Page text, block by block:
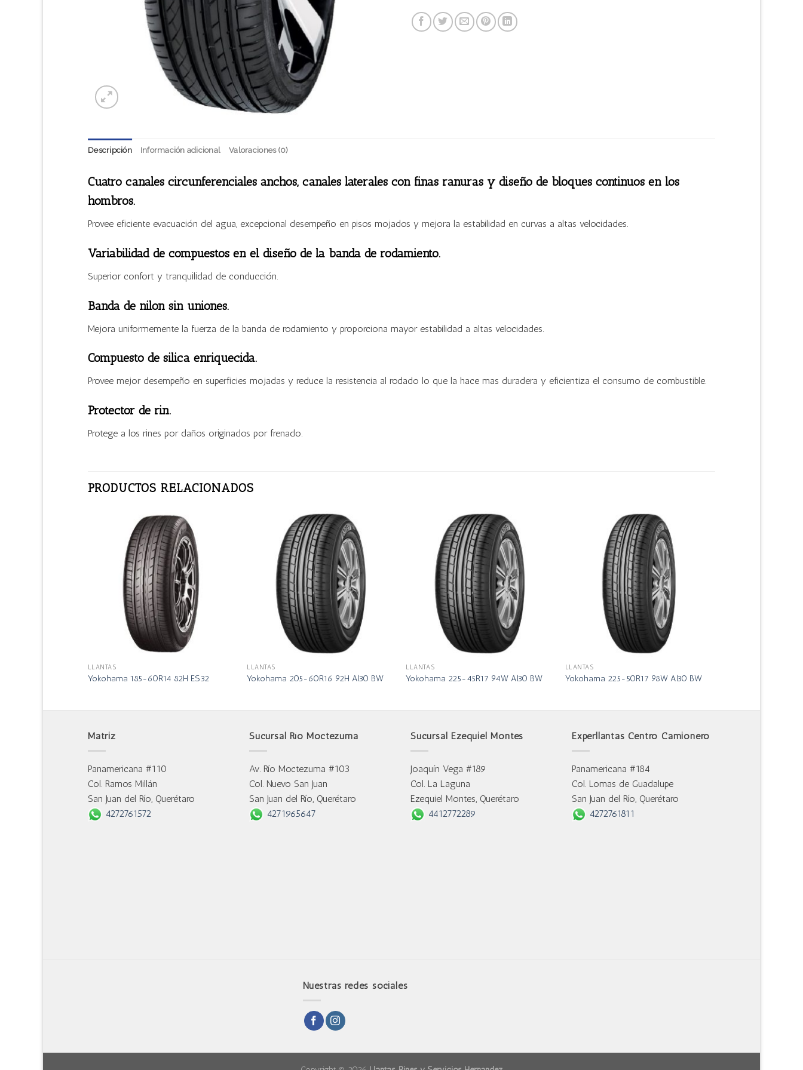
Descripción Información adicional Valoraciones (0)
Cuatro canales circunferenciales anchos, canales laterales con finas ranuras y diseño de bloques continuos en los
hombros.
Provee eficiente evacuación del agua, excepcional desempeño en pisos mojados y mejora la estabilidad en curvas a altas velocidades.
Variabilidad de compuestos en el diseño de la banda de rodamiento.
Superior confort y tranquilidad de conducción.
Banda de nilon sin uniones.
Mejora uniformemente la fuerza de la banda de rodamiento y proporciona mayor estabilidad a altas velocidades.
Compuesto de silica enriquecida.
Provee mejor desempeño en superficies mojadas y reduce la resistencia al rodado lo que la hace mas duradera y eficientiza el consumo de combustible.
Protector de rin.
Protege a los rines por daños originados por frenado.
PRODUCTOS RELACIONADOS
LLANTAS
Yokohama 185-60R14 82H ES32
LLANTAS
Yokohama 205-60R16 92H Al30 BW
LLANTAS
Yokohama 225-45R17 94W Al30 BW
LLANTAS
Yokohama 225-50R17 98W Al30 BW
Matriz
Panamericana #110
Col. Ramos Millán
San Juan del Río, Querétaro
4272761572
Sucursal Río Moctezuma
Av. Río Moctezuma #103
Col. Nuevo San Juan
San Juan del Río, Querétaro
4271965647
Sucursal Ezequiel Montes
Joaquín Vega #189
Col. La Laguna
Ezequiel Montes, Querétaro
4412772289
Experllantas Centro Camionero
Panamericana #184
Col. Lomas de Guadalupe
San Juan del Río, Querétaro
4272761811
Nuestras redes sociales